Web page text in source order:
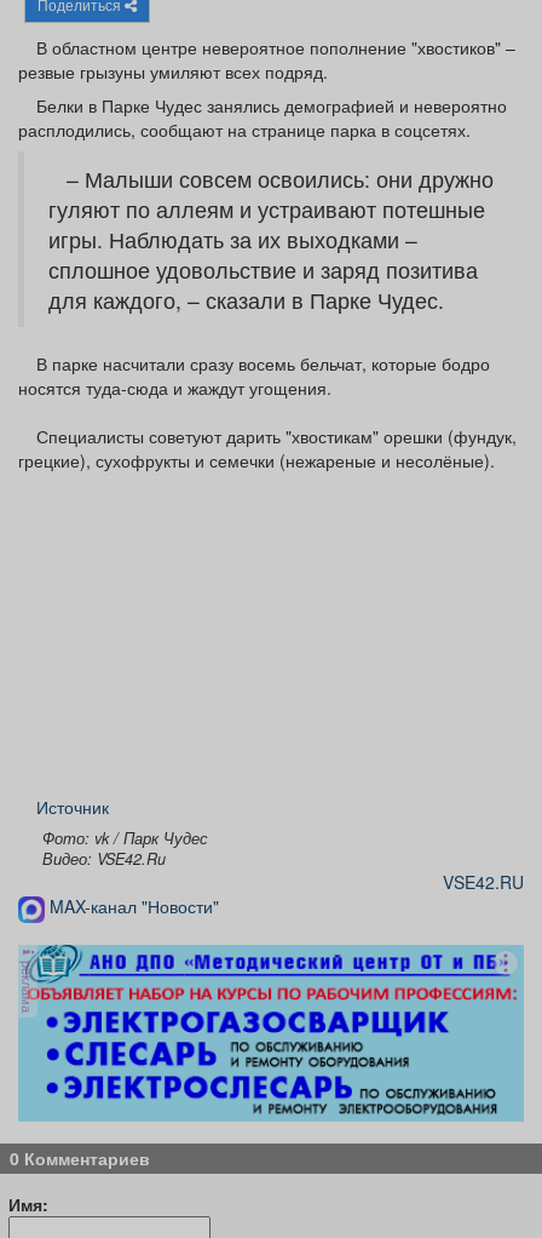
Афиша
ТВ программа Я - пенсионер
Поделиться
В областном центре невероятное пополнение "хвостиков" –
резвые грызуны умиляют всех подряд.
Белки в Парке Чудес занялись демографией и невероятно
расплодились, сообщают на странице парка в соцсетях.
– Малыши совсем освоились: они дружно
гуляют по аллеям и устраивают потешные
игры. Наблюдать за их выходками –
сплошное удовольствие и заряд позитива
для каждого, – сказали в Парке Чудес.
В парке насчитали сразу восемь бельчат, которые бодро
носятся туда-сюда и жаждут угощения.
Специалисты советуют дарить "хвостикам" орешки (фундук,
грецкие), сухофрукты и семечки (нежареные и несолёные).
Источник
Фото: vk / Парк Чудес
Видео: VSE42.Ru
VSE42.RU
MAX-канал "Новости"
реклама
0 Комментариев
Имя: